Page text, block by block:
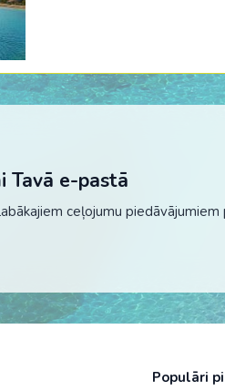
Tavā e-pastā
ceļojumu piedāvājumiem
Populāri